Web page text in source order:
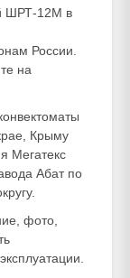
ШРТ-12М в
России.
на
Крыму
Мегатекс
Абат по
фото,